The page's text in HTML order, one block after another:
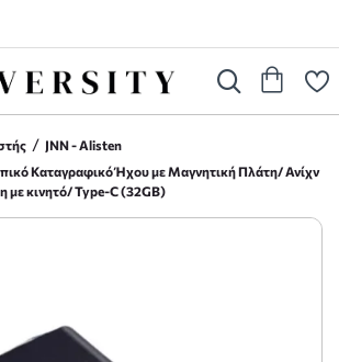
JNN - Alisten
Καταγραφικό Ήχου με Μαγνητική Πλάτη/ Ανίχν
με κινητό/ Type-C (32GB)